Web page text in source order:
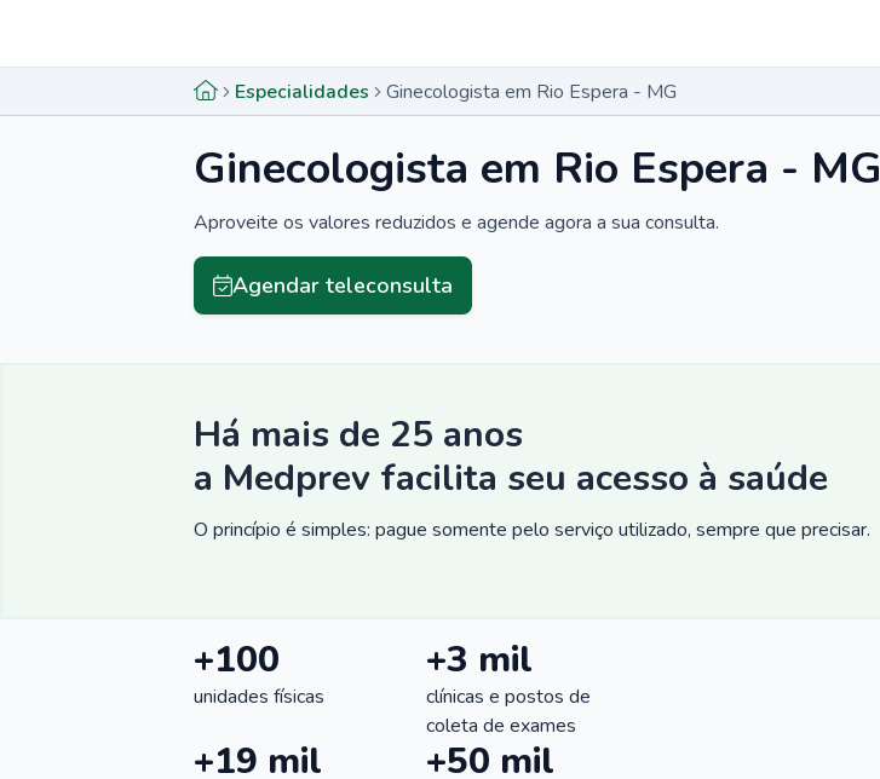
Especialidades Ginecologista em Rio Espera - MG
Ginecologista em Rio Espera - MG
Aproveite os valores reduzidos e agende agora a sua consulta.
Agendar teleconsulta
Há mais de 25 anos
a Medprev facilita seu acesso à saúde
O princípio é simples: pague somente pelo serviço utilizado, sempre que precisar.
+100
unidades físicas
+3 mil
clínicas e postos de
coleta de exames
+19 mil +50 mil